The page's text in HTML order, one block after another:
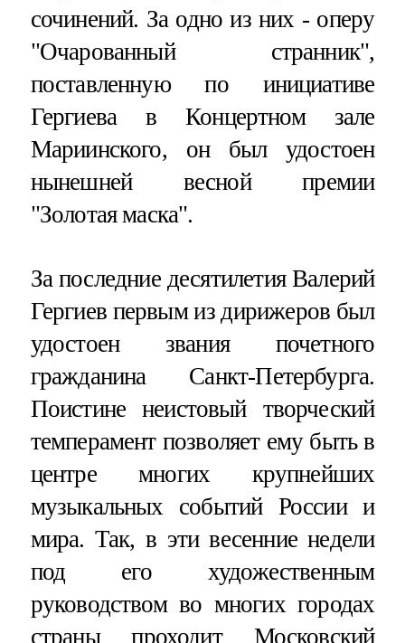
сочинений. За одно из них - оперу
"Очарованный странник",
поставленную по инициативе
Гергиева в Концертном зале
Мариинского, он был удостоен
нынешней весной премии
"Золотая маска".
За последние десятилетия Валерий
Гергиев первым из дирижеров был
удостоен звания почетного
гражданина Санкт-Петербурга.
Поистине неистовый творческий
темперамент позволяет ему быть в
центре многих крупнейших
музыкальных событий России и
мира. Так, в эти весенние недели
под его художественным
руководством во многих городах
страны проходит Московский